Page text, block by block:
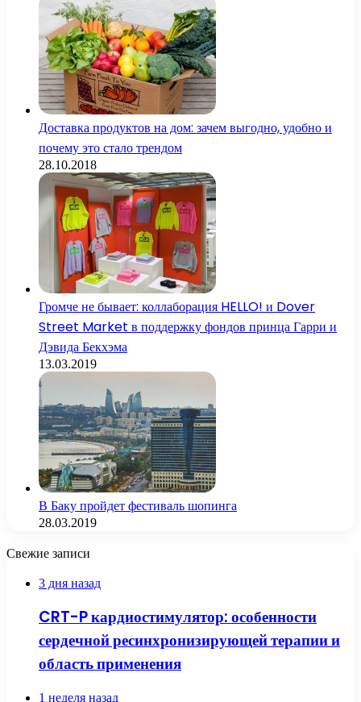
Доставка продуктов на дом: зачем выгодно, удобно и
почему это стало трендом
28.10.2018
Громче не бывает: коллаборация HELLO! и Dover
Street Market в поддержку фондов принца Гарри и
Дэвида Бекхэма
13.03.2019
В Баку пройдет фестиваль шопинга
28.03.2019
Свежие записи
3 дня назад
CRT-P кардиостимулятор: особенности
сердечной ресинхронизирующей терапии и
область применения
1 неделя назад